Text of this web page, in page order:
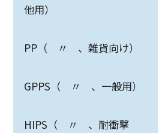
他用）
PP（ 〃 、雑貨向け）
GPPS（ 〃 、一般用）
HIPS（ 〃 、耐衝撃